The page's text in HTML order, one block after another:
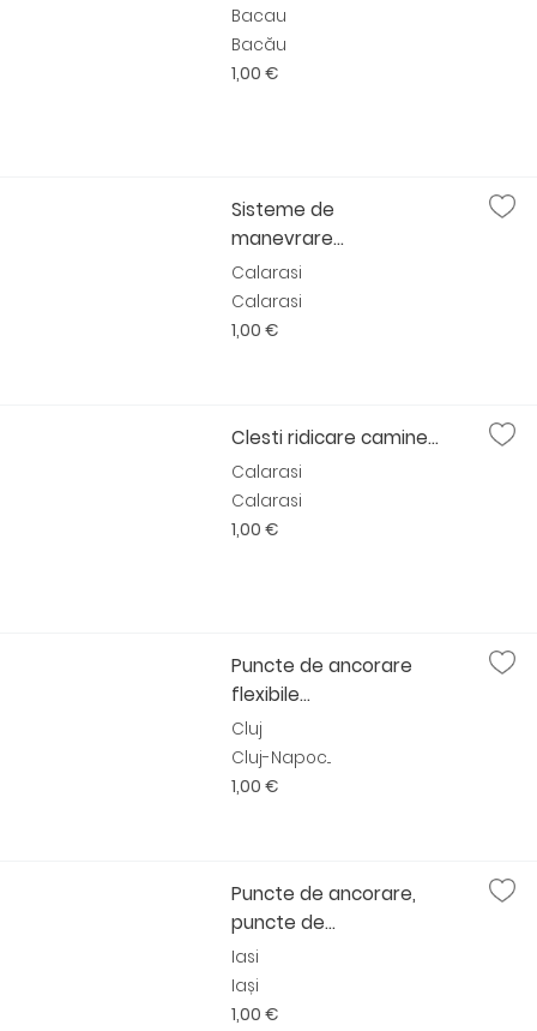
Bacau
Bacău
1,00 €
Sisteme de
manevrare...
Calarasi
Calarasi
1,00 €
Clesti ridicare camine...
Calarasi
Calarasi
1,00 €
Puncte de ancorare
flexibile...
Cluj
Cluj-Napoc...
1,00 €
Puncte de ancorare,
puncte de...
Iasi
Iași
1,00 €